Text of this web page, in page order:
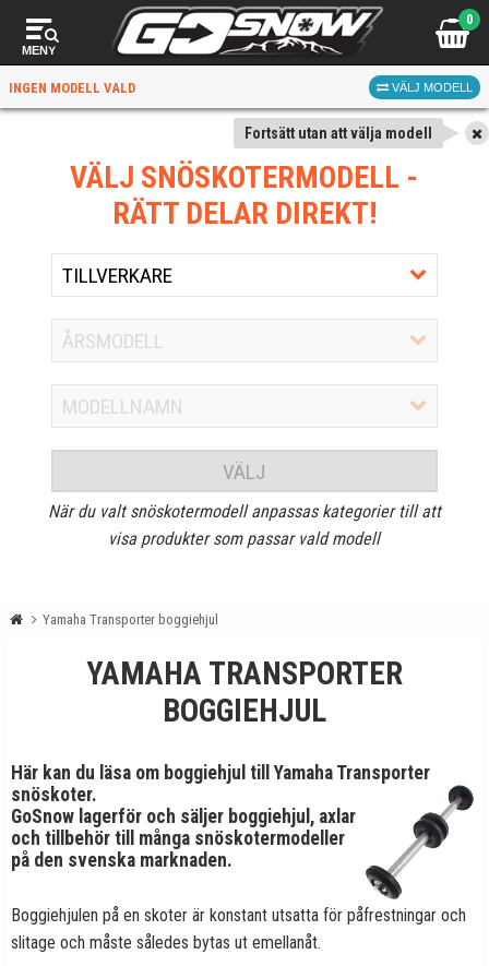
MENY
0
INGEN MODELL VALD VÄLJ MODELL
Fortsätt utan att välja modell
VÄLJ SNÖSKOTERMODELL -
RÄTT DELAR DIREKT!
VÄLJ
När du valt snöskotermodell anpassas kategorier till att
visa produkter som passar vald modell
Yamaha Transporter boggiehjul
YAMAHA TRANSPORTER
BOGGIEHJUL
Här kan du läsa om boggiehjul till Yamaha Transporter
snöskoter.
GoSnow lagerför och säljer boggiehjul, axlar
och tillbehör till många snöskotermodeller
på den svenska marknaden.
Boggiehjulen på en skoter är konstant utsatta för påfrestningar och
slitage och måste således bytas ut emellanåt.